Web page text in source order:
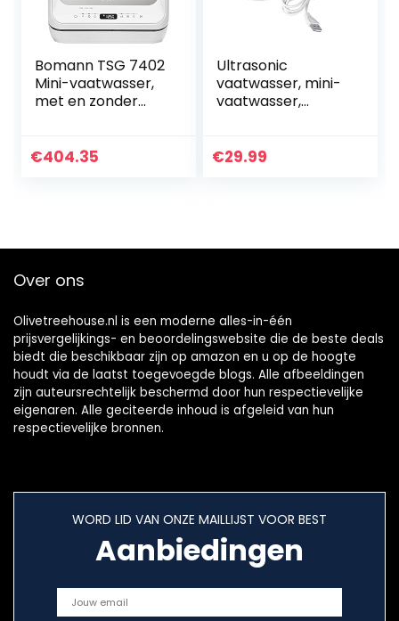
Bomann TSG 7402
Mini-vaatwasser,
met en zonder
ruimte voor 2
€404.35
Ultrasonic
vaatwasser, mini-
vaatwasser,
hotel keuken
€29.99
Over ons
Olivetreehouse.nl is een moderne alles-in-één
prijsvergelijkings- en beoordelingswebsite die de beste deals
biedt die beschikbaar zijn op amazon en u op de hoogte
houdt via de laatst toegevoegde blogs. Alle afbeeldingen
zijn auteursrechtelijk beschermd door hun respectievelijke
eigenaren. Alle geciteerde inhoud is afgeleid van hun
respectievelijke bronnen.
WORD LID VAN ONZE MAILLIJST VOOR BEST
Aanbiedingen